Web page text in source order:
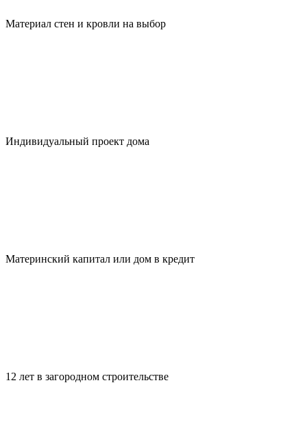
Материал стен и кровли на выбор
Индивидуальный проект дома
Материнский капитал или дом в кредит
12 лет в загородном строительстве